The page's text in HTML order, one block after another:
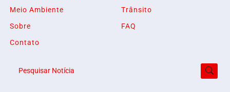
Meio Ambiente
Trânsito
Sobre
FAQ
Contato
Pesquisar Notícia
Termos de Uso e Privacidade
de navegação. Ao continuar o acesso, entendemos que